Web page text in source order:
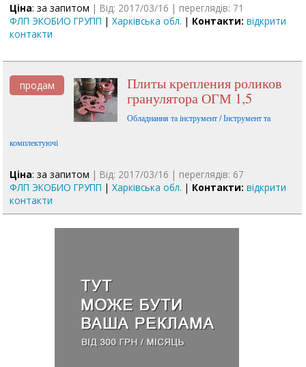
Ціна: за запитом | Від: 2017/03/16 | переглядів: 71
ФЛП ЭКОБИО ГРУПП |Харківська обл. | Контакти: відкрити
контакти
продам Плиты крепления роликов
гранулятора ОГМ 1,5
Обладнання та інструмент / Інструмент та
комплектуючі
Ціна: за запитом | Від: 2017/03/16 | переглядів: 67
ФЛП ЭКОБИО ГРУПП |Харківська обл. | Контакти: відкрити
контакти